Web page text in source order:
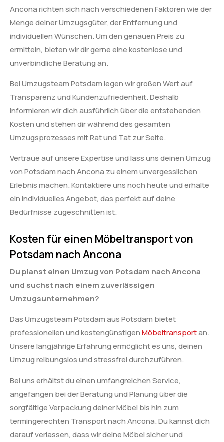
Ancona richten sich nach verschiedenen Faktoren wie der
Menge deiner Umzugsgüter, der Entfernung und
individuellen Wünschen. Um den genauen Preis zu
ermitteln, bieten wir dir gerne eine kostenlose und
unverbindliche Beratung an.
Bei Umzugsteam Potsdam legen wir großen Wert auf
Transparenz und Kundenzufriedenheit. Deshalb
informieren wir dich ausführlich über die entstehenden
Kosten und stehen dir während des gesamten
Umzugsprozesses mit Rat und Tat zur Seite.
Vertraue auf unsere Expertise und lass uns deinen Umzug
von Potsdam nach Ancona zu einem unvergesslichen
Erlebnis machen. Kontaktiere uns noch heute und erhalte
ein individuelles Angebot, das perfekt auf deine
Bedürfnisse zugeschnitten ist.
Kosten für einen Möbeltransport von
Potsdam nach Ancona
Du planst einen Umzug von Potsdam nach Ancona
und suchst nach einem zuverlässigen
Umzugsunternehmen?
Das Umzugsteam Potsdam aus Potsdam bietet
professionellen und kostengünstigenMöbeltransportan.
Unsere langjährige Erfahrung ermöglicht es uns, deinen
Umzug reibungslos und stressfrei durchzuführen.
Bei uns erhältst du einen umfangreichen Service,
angefangen bei der Beratung und Planung über die
sorgfältige Verpackung deiner Möbel bis hin zum
termingerechten Transport nach Ancona. Du kannst dich
darauf verlassen, dass wir deine Möbel sicher und